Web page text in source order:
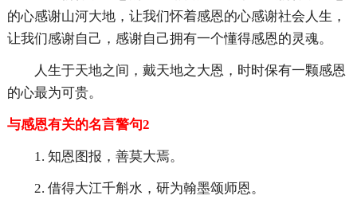
的心感谢山河大地，让我们怀着感恩的心感谢社会人生，
让我们感谢自己，感谢自己拥有一个懂得感恩的灵魂。
人生于天地之间，戴天地之大恩，时时保有一颗感恩
的心最为可贵。
与感恩有关的名言警句2
1. 知恩图报，善莫大焉。
2. 借得大江千斛水，研为翰墨颂师恩。